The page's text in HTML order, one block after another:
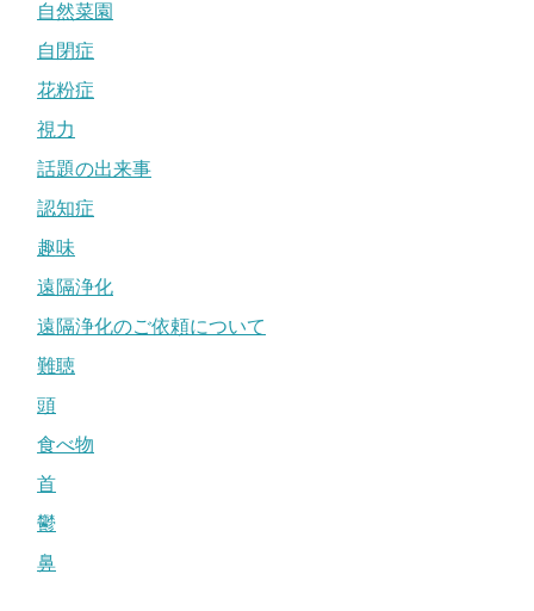
自然菜園
自閉症
花粉症
視力
話題の出来事
認知症
趣味
遠隔浄化
遠隔浄化のご依頼について
難聴
頭
食べ物
首
鬱
鼻